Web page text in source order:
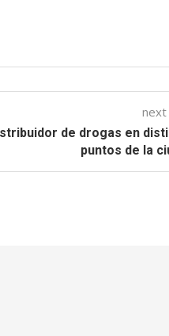
de drogas en
puntos de la